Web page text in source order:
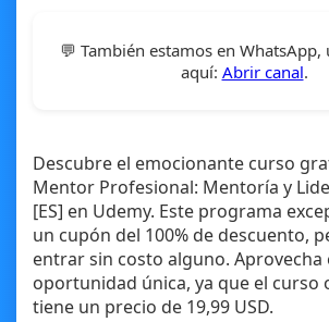
💬 También estamos en WhatsApp,
aquí: Abrir canal.
Descubre el emocionante curso
Mentor Profesional: Mentoría y
[ES] en Udemy. Este programa
un cupón del 100% de descuento,
entrar sin costo alguno. Aprovecha
oportunidad única, ya que el curso
tiene un precio de 19,99 USD.